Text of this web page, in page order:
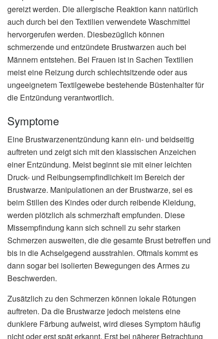
gereizt werden. Die allergische Reaktion kann natürlich
auch durch bei den Textilien verwendete Waschmittel
hervorgerufen werden. Diesbezüglich können
schmerzende und entzündete Brustwarzen auch bei
Männern entstehen. Bei Frauen ist in Sachen Textilien
meist eine Reizung durch schlechtsitzende oder aus
ungeeignetem Textilgewebe bestehende Büstenhalter für
die Entzündung verantwortlich.
Symptome
Eine Brustwarzenentzündung kann ein- und beidseitig
auftreten und zeigt sich mit den klassischen Anzeichen
einer Entzündung. Meist beginnt sie mit einer leichten
Druck- und Reibungsempfindlichkeit im Bereich der
Brustwarze. Manipulationen an der Brustwarze, sei es
beim Stillen des Kindes oder durch reibende Kleidung,
werden plötzlich als schmerzhaft empfunden. Diese
Missempfindung kann sich schnell zu sehr starken
Schmerzen ausweiten, die die gesamte Brust betreffen und
bis in die Achselgegend ausstrahlen. Oftmals kommt es
dann sogar bei isolierten Bewegungen des Armes zu
Beschwerden.
Zusätzlich zu den Schmerzen können lokale Rötungen
auftreten. Da die Brustwarze jedoch meistens eine
dunklere Färbung aufweist, wird dieses Symptom häufig
nicht oder erst spät erkannt. Erst bei näherer Betrachtung